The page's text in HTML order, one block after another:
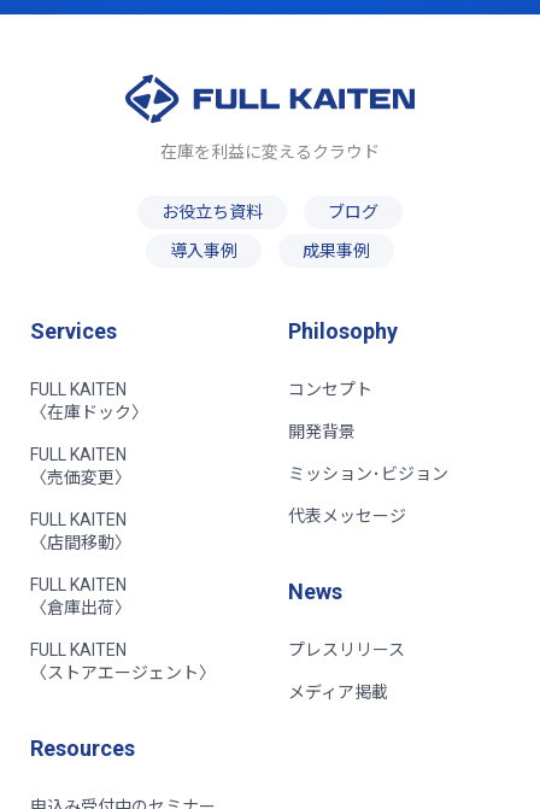
在庫を利益に変えるクラウド
お役立ち資料
ブログ
導入事例
成果事例
Services
FULL KAITEN
〈在庫ドック〉
FULL KAITEN
〈売価変更〉
FULL KAITEN
〈店間移動〉
FULL KAITEN
〈倉庫出荷〉
FULL KAITEN
〈ストアエージェント〉
Philosophy
コンセプト
開発背景
ミッション･ビジョン
代表メッセージ
News
プレスリリース
メディア掲載
Resources